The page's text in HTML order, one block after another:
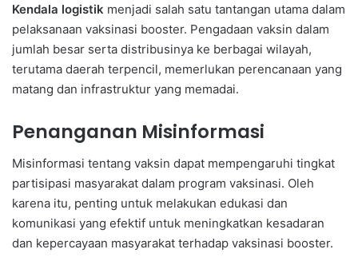
Kendala logistik menjadi salah satu tantangan utama dalam
pelaksanaan vaksinasi booster. Pengadaan vaksin dalam
jumlah besar serta distribusinya ke berbagai wilayah,
terutama daerah terpencil, memerlukan perencanaan yang
matang dan infrastruktur yang memadai.
Penanganan Misinformasi
Misinformasi tentang vaksin dapat mempengaruhi tingkat
partisipasi masyarakat dalam program vaksinasi. Oleh
karena itu, penting untuk melakukan edukasi dan
komunikasi yang efektif untuk meningkatkan kesadaran
dan kepercayaan masyarakat terhadap vaksinasi booster.